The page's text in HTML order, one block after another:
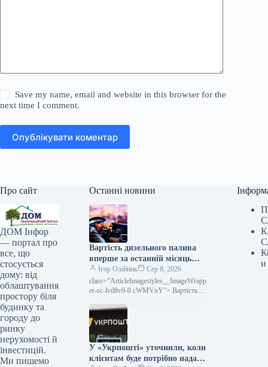
Save my name, email and website in this browser for the
next time I comment.
Опублікувати коментар
Про сайт
ДОМ Інфор
— портал про
все, що
стосується
дому: від
облаштування
простору біля
будинку та
городу до
ринку
нерухомості й
інвестицій.
Ми пишемо
Останні новини
Вартість дизельного палива
вперше за останній місяць
впала.
Ігор Олійник
Сер 8, 2026
class=”ArticleImagestyles__ImageWrapp
er-sc-lvd8v9-0 cWMVnY”> Вартість
пішла внизОптові розцінки на
дизельне пальне в Україні вперше
У «Укрпошті» уточнили, коли
клієнтам буде потрібно надати
и